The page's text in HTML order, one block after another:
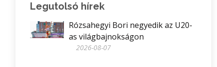
Legutolsó hírek
Rózsahegyi Bori negyedik az U20-
as világbajnokságon
2026-08-07